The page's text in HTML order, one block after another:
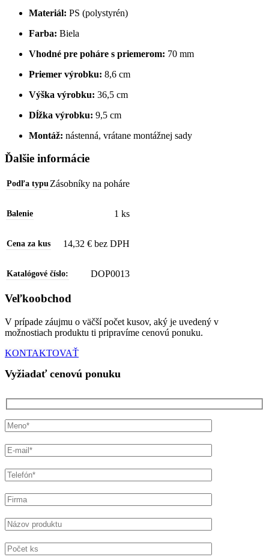
Materiál: PS (polystyrén)
Farba: Biela
Vhodné pre poháre s priemerom: 70 mm
Priemer výrobku: 8,6 cm
Výška výrobku: 36,5 cm
Dĺžka výrobku: 9,5 cm
Montáž: nástenná, vrátane montážnej sady
Ďalšie informácie
Podľa typu Zásobníky na poháre
Balenie 1 ks
Cena za kus 14,32 € bez DPH
Katalógové číslo: DOP0013
Veľkoobchod
V prípade záujmu o väčší počet kusov, aký je uvedený v
možnostiach produktu ti pripravíme cenovú ponuku.
KONTAKTOVAŤ
Vyžiadať cenovú ponuku